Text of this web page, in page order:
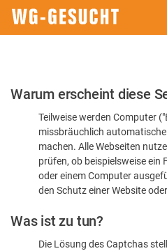
Bitte
dass
sind
Warum erscheint diese
Teilweise werden Computer
missbräuchlich
machen. Alle Webseiten
prüfen, ob beispielsweise ein
oder einem Computer
den Schutz einer Website
Was ist zu tun?
Die Lösung des Captchas